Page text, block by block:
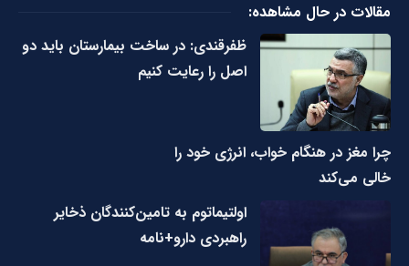
مقالات در حال مشاهده:
ظفرقندی: در ساخت بیمارستان باید دو
اصل را رعایت کنیم
چرا مغز در هنگام خواب، انرژی خود را
خالی می‌کند
اولتیماتوم به تامین‌کنندگان ذخایر
راهبردی دارو+نامه